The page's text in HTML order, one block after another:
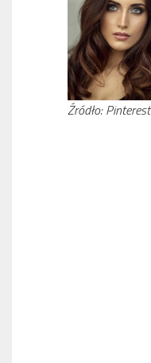
Źródło: Pinterest